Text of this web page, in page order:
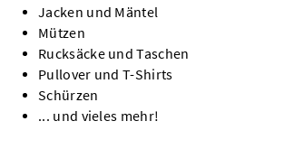
Jacken und Mäntel
Mützen
Rucksäcke und Taschen
Pullover und T-Shirts
Schürzen
... und vieles mehr!